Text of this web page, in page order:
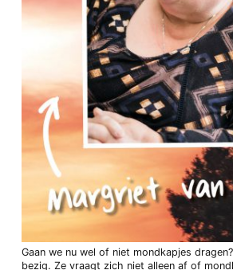
Gaan we nu wel of niet mondkapjes
bezig. Ze vraagt zich niet alleen af of